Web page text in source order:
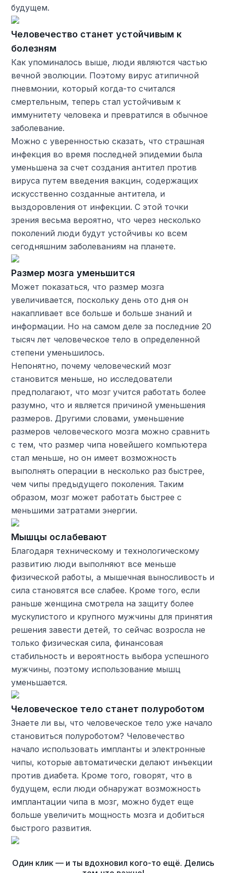
будущем.
Человечество станет устойчивым к
болезням
Как упоминалось выше, люди являются частью
вечной эволюции. Поэтому вирус атипичной
пневмонии, который когда-то считался
смертельным, теперь стал устойчивым к
иммунитету человека и превратился в обычное
заболевание.
Можно с уверенностью сказать, что страшная
инфекция во время последней эпидемии была
уменьшена за счет создания антител против
вируса путем введения вакцин, содержащих
искусственно созданные антитела, и
выздоровления от инфекции. С этой точки
зрения весьма вероятно, что через несколько
поколений люди будут устойчивы ко всем
сегодняшним заболеваниям на планете.
Размер мозга уменьшится
Может показаться, что размер мозга
увеличивается, поскольку день ото дня он
накапливает все больше и больше знаний и
информации. Но на самом деле за последние 20
тысяч лет человеческое тело в определенной
степени уменьшилось.
Непонятно, почему человеческий мозг
становится меньше, но исследователи
предполагают, что мозг учится работать более
разумно, что и является причиной уменьшения
размеров. Другими словами, уменьшение
размеров человеческого мозга можно сравнить
с тем, что размер чипа новейшего компьютера
стал меньше, но он имеет возможность
выполнять операции в несколько раз быстрее,
чем чипы предыдущего поколения. Таким
образом, мозг может работать быстрее с
меньшими затратами энергии.
Мышцы ослабевают
Благодаря техническому и технологическому
развитию люди выполняют все меньше
физической работы, а мышечная выносливость и
сила становятся все слабее. Кроме того, если
раньше женщина смотрела на защиту более
мускулистого и крупного мужчины для принятия
решения завести детей, то сейчас возросла не
только физическая сила, финансовая
стабильность и вероятность выбора успешного
мужчины, поэтому использование мышц
уменьшается.
Человеческое тело станет полуроботом
Знаете ли вы, что человеческое тело уже начало
становиться полуроботом? Человечество
начало использовать импланты и электронные
чипы, которые автоматически делают инъекции
против диабета. Кроме того, говорят, что в
будущем, если люди обнаружат возможность
имплантации чипа в мозг, можно будет еще
больше увеличить мощность мозга и добиться
быстрого развития.